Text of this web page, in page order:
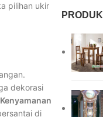
pilihan ukir
dekorasi
Kenyamanan
di
PRODUK